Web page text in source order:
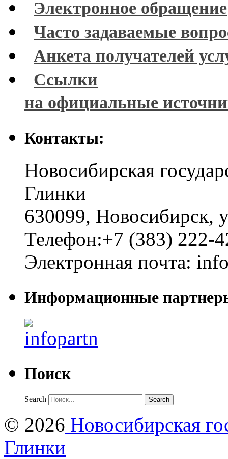
Электронное обращение
Часто задаваемые
Анкета получателей
Ссылки
на официальные
Контакты:
Новосибирская
Глинки
630099, Новосибирск,
Телефон:+7 (383) 222-
Электронная почта:
Информационные
Поиск
Search
© 2026 Новосибирская
Глинки